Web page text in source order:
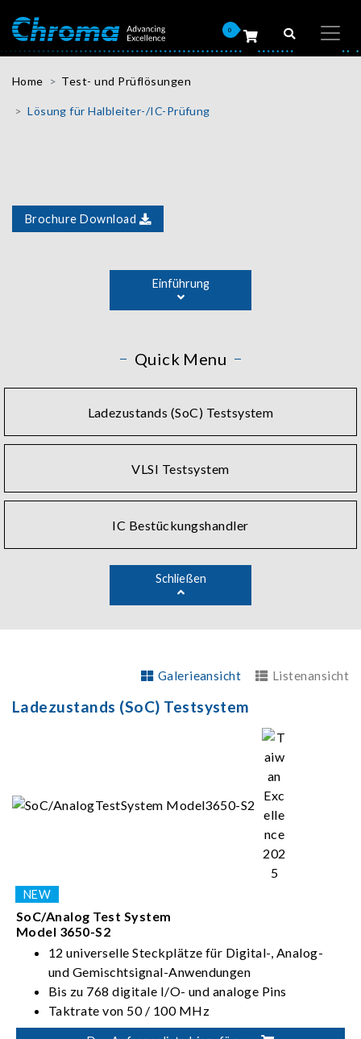
0
Home Test- und Prüflösungen
Lösung für Halbleiter-/IC-Prüfung
Brochure Download
AIoT, semiconductor devices now contain ever more
functionalities, using "system in a package" and
"heterogeneous integrated package" methods to run at
semiconductor test solutions address all the needs of
SoC by offering various specific functions, such as high-
speed digital testing, high performance power source,
high fidelity and low noise mixed signal testing, CMOS
radio frequency testing. Chroma has also developed
series of PXIe instruments and software, leveraging the
semiconductor innovations.
Einführung
Quick Menu
Ladezustands (SoC) Testsystem
VLSI Testsystem
IC Bestückungshandler
Schließen
Galerieansicht Listenansicht
Ladezustands (SoC) Testsystem
SoC/Analog Test System
Model 3650-S2
12 universelle Steckplätze für Digital-, Analog-
und Gemischtsignal-Anwendungen
Bis zu 768 digitale I/O- und analoge Pins
Taktrate von 50 / 100 MHz
Datenrate von 100 / 200 Mb/s (MUX)